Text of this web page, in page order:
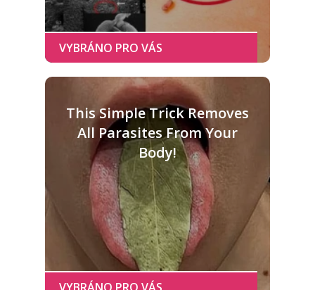
This Simple Trick Removes
All Parasites From Your
Body!